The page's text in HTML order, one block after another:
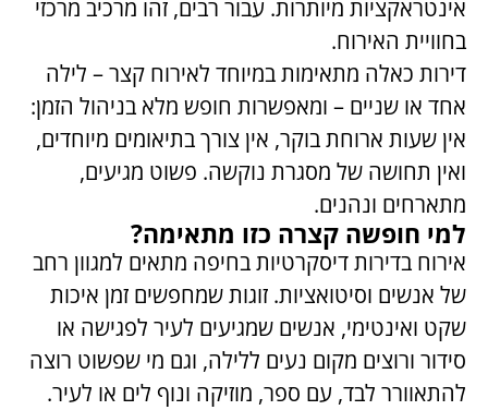
אינטראקציות מיותרות. עבור רבים, זהו מרכיב מרכזי
בחוויית האירוח.
דירות כאלה מתאימות במיוחד לאירוח קצר – לילה
אחד או שניים – ומאפשרות חופש מלא בניהול הזמן:
אין שעות ארוחת בוקר, אין צורך בתיאומים מיוחדים,
ואין תחושה של מסגרת נוקשה. פשוט מגיעים,
מתארחים ונהנים.
למי חופשה קצרה כזו מתאימה?
אירוח בדירות דיסקרטיות בחיפה מתאים למגוון רחב
של אנשים וסיטואציות. זוגות שמחפשים זמן איכות
שקט ואינטימי, אנשים שמגיעים לעיר לפגישה או
סידור ורוצים מקום נעים ללילה, וגם מי שפשוט רוצה
להתאוורר לבד, עם ספר, מוזיקה ונוף לים או לעיר.